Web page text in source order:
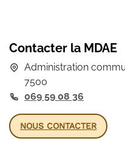
Contacter la MDAE
Administration
7500
069 59 08 36
NOUS CONTACTER